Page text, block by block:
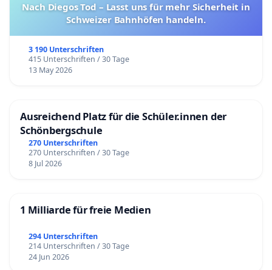
Nach Diegos Tod – Lasst uns für mehr Sicherheit in
Schweizer Bahnhöfen handeln.
3 190 Unterschriften
415 Unterschriften / 30 Tage
13 May 2026
Ausreichend Platz für die Schüler.innen der
Schönbergschule
270 Unterschriften
270 Unterschriften / 30 Tage
8 Jul 2026
1 Milliarde für freie Medien
294 Unterschriften
214 Unterschriften / 30 Tage
24 Jun 2026